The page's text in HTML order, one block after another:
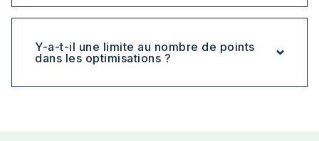
Y-a-t-il une limite au nombre de points
dans les optimisations ?